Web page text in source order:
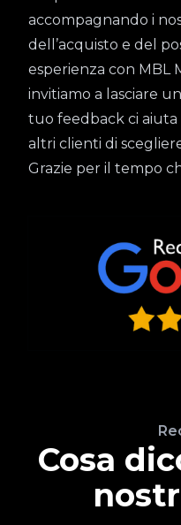
accompagnando i
dell’acquisto e del
esperienza con MBL
invitiamo a lasciare
tuo feedback ci aiuta
altri clienti di
Grazie per il tempo
Cosa